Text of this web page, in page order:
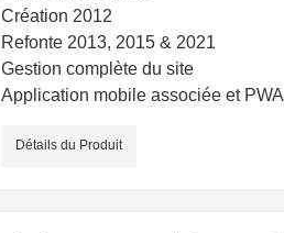
Création 2012
Refonte 2013, 2015 & 2021
Gestion complète du site
Application mobile associée et PWA
Détails du Produit